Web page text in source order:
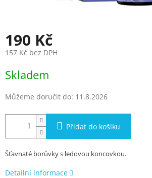
190 Kč
157 Kč bez DPH
cena:
Skladem
Můžeme doručit do: 11.8.2026
Přidat do košíku
Šťavnaté borůvky s ledovou koncovkou.
Detailní informace